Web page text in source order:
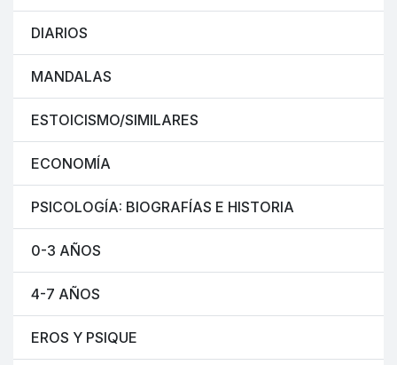
DIARIOS
MANDALAS
ESTOICISMO/SIMILARES
ECONOMÍA
PSICOLOGÍA: BIOGRAFÍAS E HISTORIA
0-3 AÑOS
4-7 AÑOS
EROS Y PSIQUE